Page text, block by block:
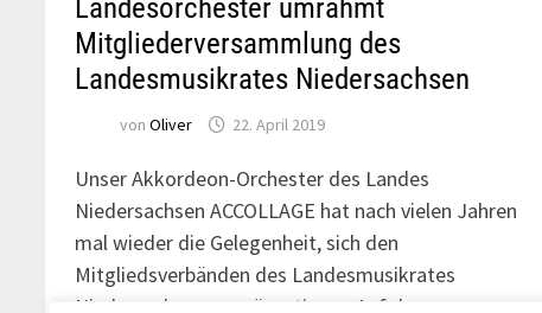
Landesorchester umrahmt
Mitgliederversammlung des
Landesmusikrates Niedersachsen
vonOliver 22. April 2019
Unser Akkordeon-Orchester des Landes
Niedersachsen ACCOLLAGE hat nach vielen Jahren
mal wieder die Gelegenheit, sich den
Mitgliedsverbänden des Landesmusikrates
Niedersachsen zu präsentieren. Auf der